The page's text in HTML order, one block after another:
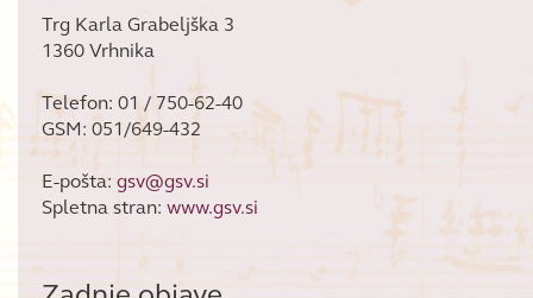
Trg Karla Grabeljška 3
1360 Vrhnika
Telefon: 01 / 750-62-40
GSM: 051/649-432
E-pošta: gsv@gsv.si
Spletna stran: www.gsv.si